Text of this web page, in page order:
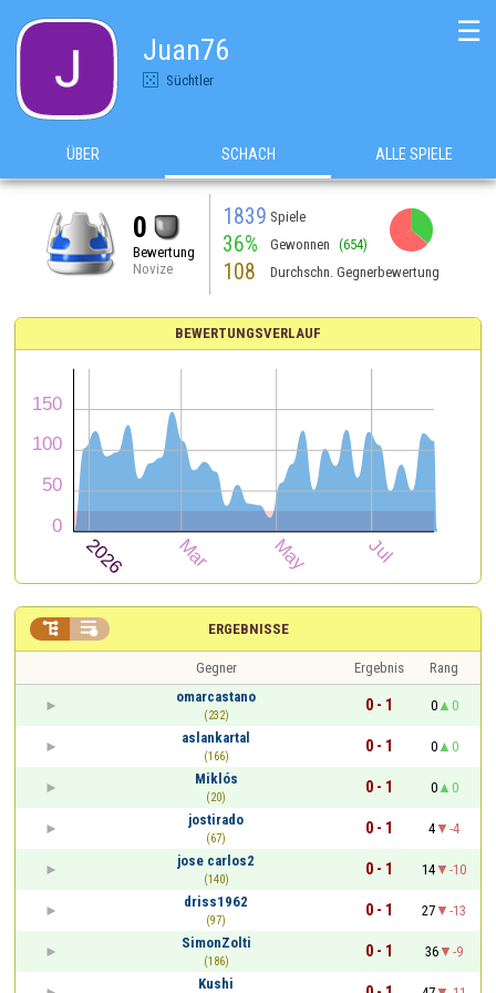
Juan76
Süchtler
☰
ÜBER SCHACH ALLE SPIELE
0
Bewertung
Novize
1839 Spiele
36% Gewonnen (654)
108 Durchschn. Gegnerbewertung
BEWERTUNGSVERLAUF
ERGEBNISSE
 
Gegner Ergebnis
Rang
omarcastano
(232)
0 - 1 0
0
aslankartal
(166)
0 - 1 0
0
Miklós
(20)
0 - 1 0
0
jostirado
(67)
0 - 1 4
-4
jose carlos2
(140)
0 - 1 14
-10
driss1962
(97)
0 - 1 27
-13
SimonZolti
(186)
0 - 1 36
-9
Kushi